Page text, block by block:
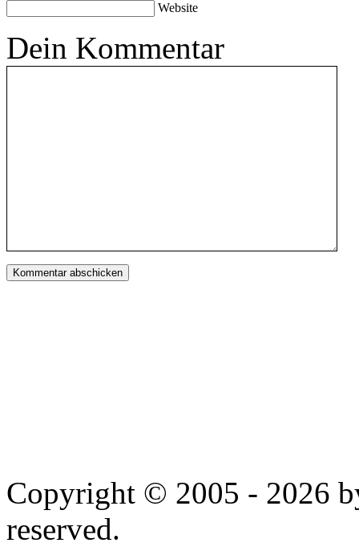
Website
Dein Kommentar
Copyright © 2005 - 2026
reserved.